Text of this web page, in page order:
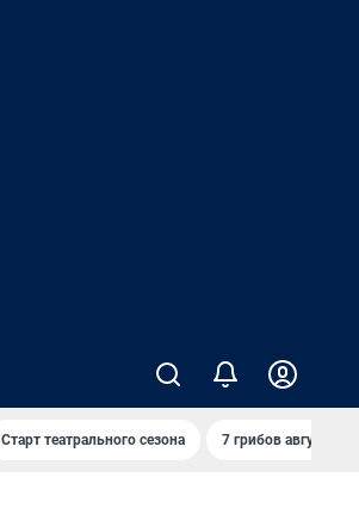
Старт театрального сезона 7 грибов августа